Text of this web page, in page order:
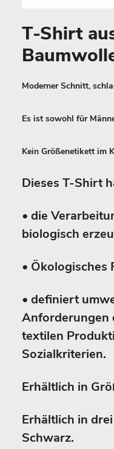
T-Shirt
Moderner Schnitt,
Es ist sowohl für
Kein Größenetikett im
Dieses T-Shirt
• die
biologisch
• Ökologisches
• definiert
Anforderungen
textilen
Sozialkriterien.
Erhältlich in
Erhältlich in
Schwarz.